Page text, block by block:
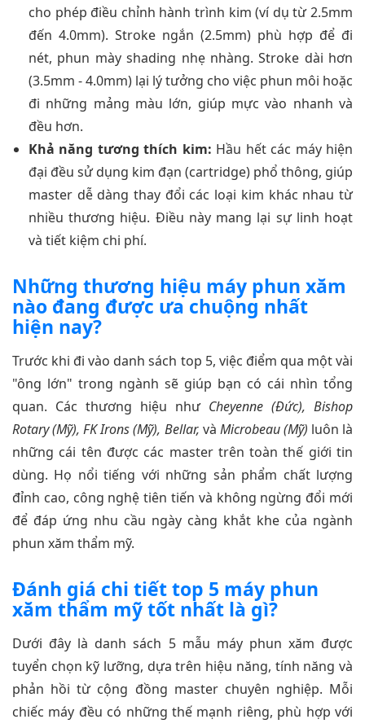
cho phép điều chỉnh hành trình kim (ví dụ từ 2.5mm
đến 4.0mm). Stroke ngắn (2.5mm) phù hợp để đi
nét, phun mày shading nhẹ nhàng. Stroke dài hơn
(3.5mm - 4.0mm) lại lý tưởng cho việc phun môi hoặc
đi những mảng màu lớn, giúp mực vào nhanh và
đều hơn.
Khả năng tương thích kim: Hầu hết các máy hiện
đại đều sử dụng kim đạn (cartridge) phổ thông, giúp
master dễ dàng thay đổi các loại kim khác nhau từ
nhiều thương hiệu. Điều này mang lại sự linh hoạt
và tiết kiệm chi phí.
Những thương hiệu máy phun xăm
nào đang được ưa chuộng nhất
hiện nay?
Trước khi đi vào danh sách top 5, việc điểm qua một vài
"ông lớn" trong ngành sẽ giúp bạn có cái nhìn tổng
quan. Các thương hiệu như Cheyenne (Đức), Bishop
Rotary (Mỹ), FK Irons (Mỹ), Bellar, và Microbeau (Mỹ) luôn là
những cái tên được các master trên toàn thế giới tin
dùng. Họ nổi tiếng với những sản phẩm chất lượng
đỉnh cao, công nghệ tiên tiến và không ngừng đổi mới
để đáp ứng nhu cầu ngày càng khắt khe của ngành
phun xăm thẩm mỹ.
Đánh giá chi tiết top 5 máy phun
xăm thẩm mỹ tốt nhất là gì?
Dưới đây là danh sách 5 mẫu máy phun xăm được
tuyển chọn kỹ lưỡng, dựa trên hiệu năng, tính năng và
phản hồi từ cộng đồng master chuyên nghiệp. Mỗi
chiếc máy đều có những thế mạnh riêng, phù hợp với